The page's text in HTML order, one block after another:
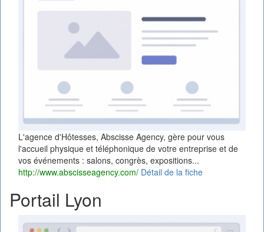
L'agence d'Hôtesses, Abscisse Agency, gère pour vous
l'accueil physique et téléphonique de votre entreprise et de
vos événements : salons, congrès, expositions...
http://www.abscisseagency.com/ Détail de la fiche
Portail Lyon